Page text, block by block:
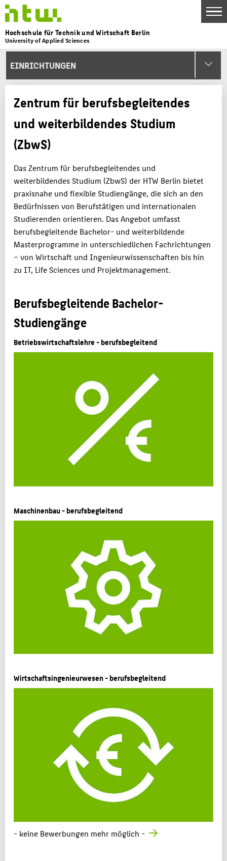
Hochschule für Technik und Wirtschaft Berlin
University of Applied Sciences
Menu
EINRICHTUNGEN
Zentrum für berufsbegleitendes
und weiterbildendes Studium
(ZbwS)
Das Zentrum für berufsbegleitendes und
weiterbildendes Studium (ZbwS) der HTW Berlin bietet
praxisnahe und flexible Studiengänge, die sich an den
Bedürfnissen von Berufstätigen und internationalen
Studierenden orientieren. Das Angebot umfasst
berufsbegleitende Bachelor- und weiterbildende
Masterprogramme in unterschiedlichen Fachrichtungen
– von Wirtschaft und Ingenieurwissenschaften bis hin
zu IT, Life Sciences und Projektmanagement.
Berufsbegleitende Bachelor-
Studiengänge
Betriebswirtschaftslehre - berufsbegleitend
Maschinenbau - berufsbegleitend
Wirtschaftsingenieurwesen - berufsbegleitend
- keine Bewerbungen mehr möglich -
EN
THEMEN
LEHRE
KARRIERE
INTERNATIONAL
INFORMATIONEN FÜR
STUDIENINTERESSIERTE
STUDIERENDE
UNTERNEHMEN
PRESSE
BESCHÄFTIGTE
BELIEBTE SEITEN
SERVICE
ÜBER DIE HTW BERLIN